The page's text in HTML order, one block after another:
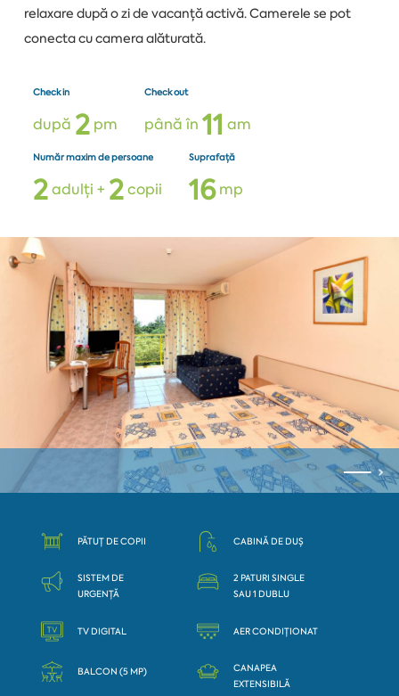
relaxare după o zi de vacanță activă. Camerele se pot
conecta cu camera alăturată.
Check in
după 2pm
Check out
până în 11 am
Număr maxim de persoane
2adulți + 2copii
Suprafață
16mp
PĂTUȚ DE COPII CABINĂ DE DUȘ
SISTEM DE
URGENȚĂ
2 PATURI SINGLE
SAU 1 DUBLU
TV DIGITAL AER CONDIȚIONAT
BALCON (5 MP)
CANAPEA
EXTENSIBILĂ